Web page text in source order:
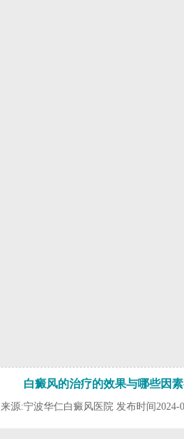
白癜风的治疗的效果与哪些因
来源:宁波华仁白癜风医院 发布时间2024-